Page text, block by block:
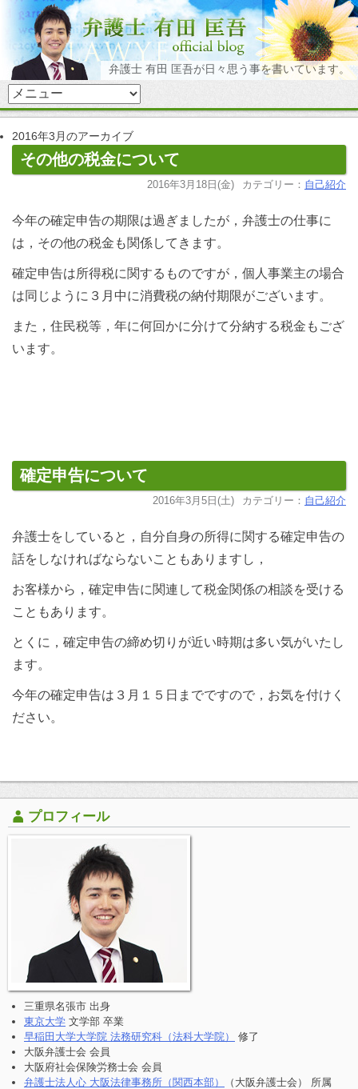
弁護士 有田 匡吾が日々思う事を書いています。
2016年3月のアーカイブ
その他の税金について
2016年3月18日(金) カテゴリー： 自己紹介
今年の確定申告の期限は過ぎましたが，弁護士の仕事に
は，その他の税金も関係してきます。
確定申告は所得税に関するものですが，個人事業主の場合
は同じように３月中に消費税の納付期限がございます。
また，住民税等，年に何回かに分けて分納する税金もござ
います。
確定申告について
2016年3月5日(土) カテゴリー： 自己紹介
弁護士をしていると，自分自身の所得に関する確定申告の
話をしなければならないこともありますし，
お客様から，確定申告に関連して税金関係の相談を受ける
こともあります。
とくに，確定申告の締め切りが近い時期は多い気がいたし
ます。
今年の確定申告は３月１５日までですので，お気を付けく
ださい。
プロフィール
三重県名張市 出身
東京大学 文学部 卒業
早稲田大学大学院 法務研究科（法科大学院）
修了
大阪弁護士会 会員
大阪府社会保険労務士会 会員
弁護士法人心 大阪法律事務所（関西本部）
（大阪弁護士会） 所属